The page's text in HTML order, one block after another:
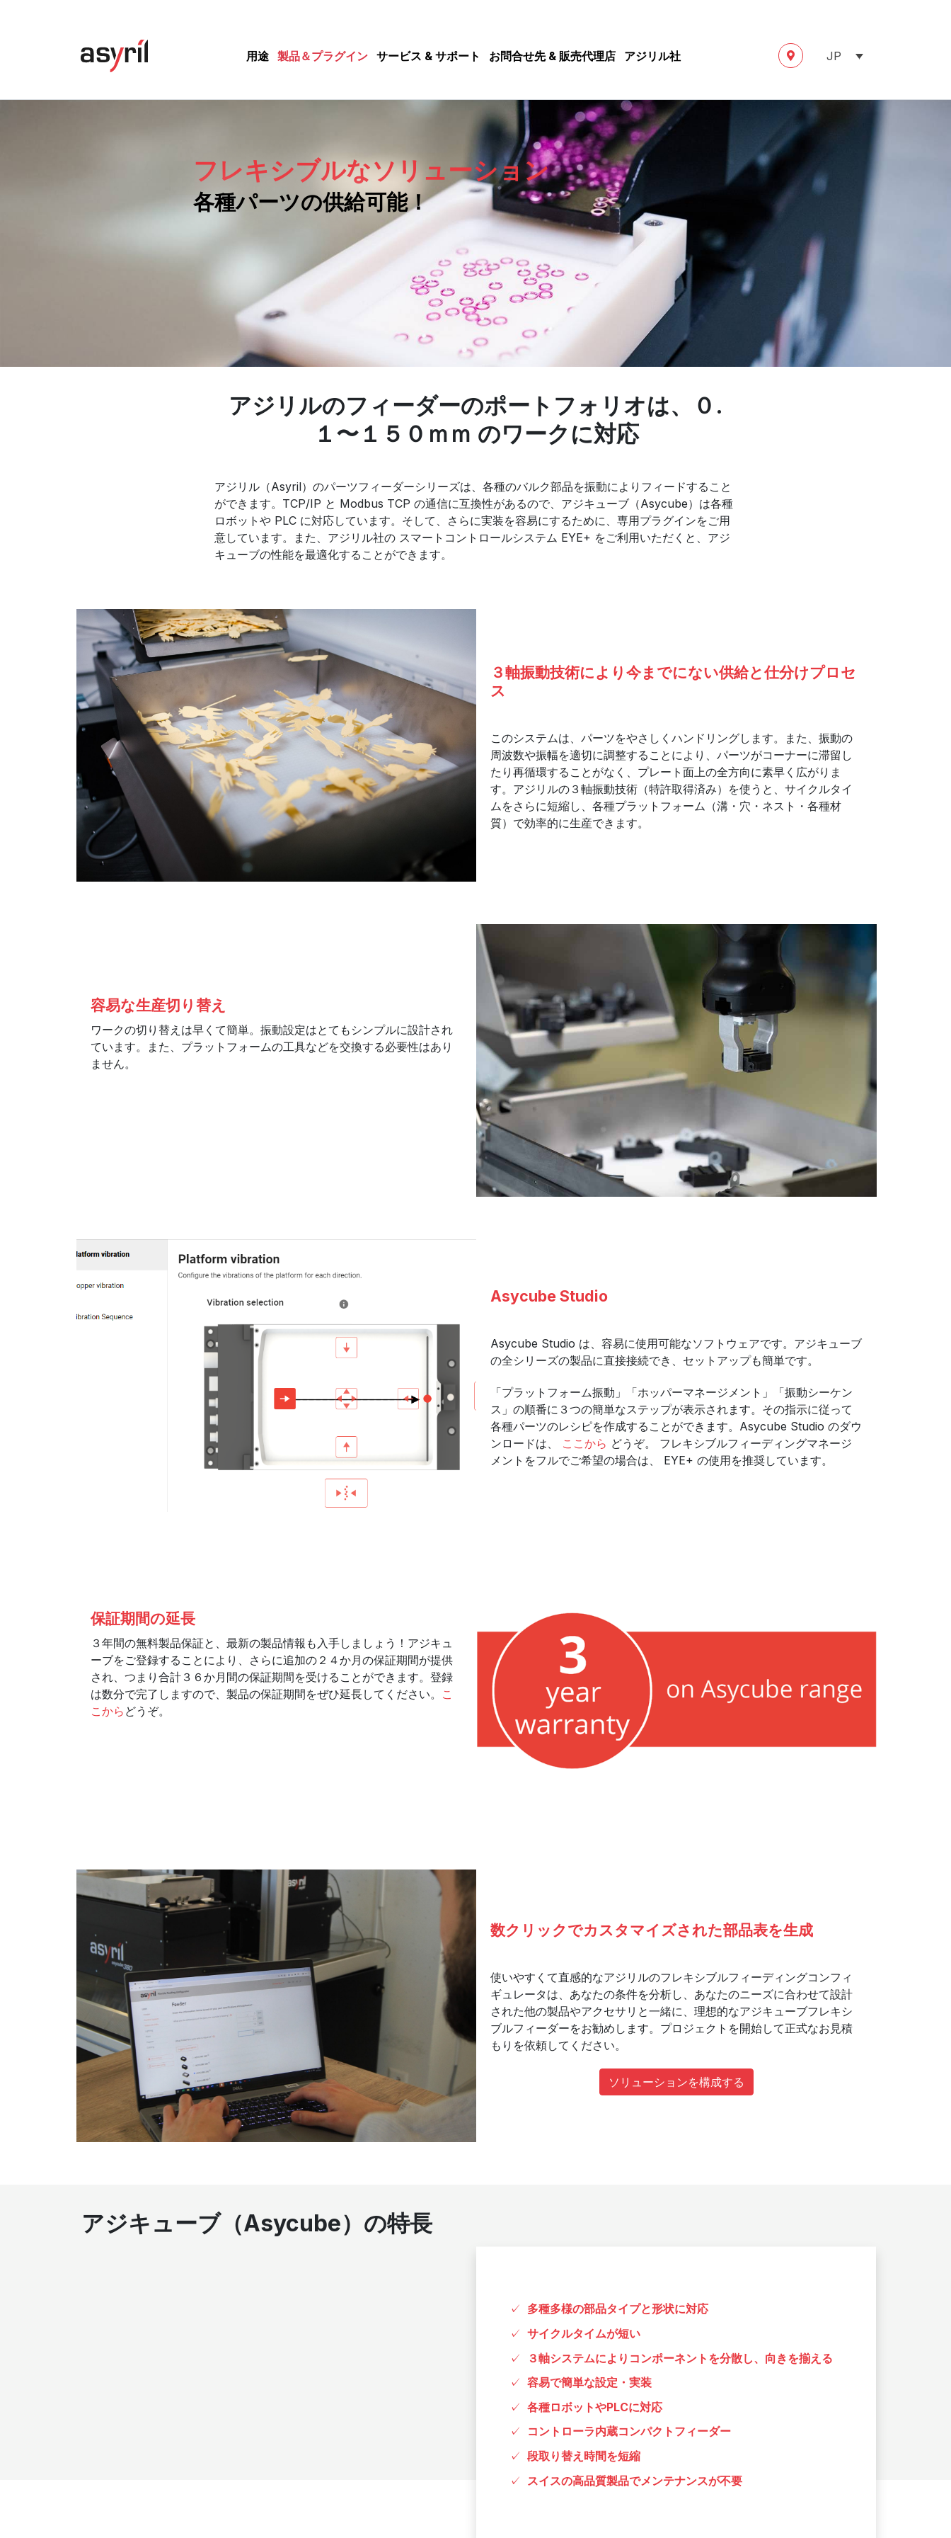
用途 製品＆プラグイン サービス & サポート お問合せ先 & 販売代理店 アジリル社 JP
フレキシブルなソリューション
各種パーツの供給可能！
アジリルのフィーダーのポートフォリオは、０.
１〜１５０ｍｍ のワークに対応
アジリル（Asyril）のパーツフィーダーシリーズは、各種のバルク部品を振動によりフィードすること
ができます。TCP/IP と Modbus TCP の通信に互換性があるので、アジキューブ（Asycube）は各種
ロボットや PLC に対応しています。そして、さらに実装を容易にするために、専用プラグインをご用
意しています。また、アジリル社の スマートコントロールシステム EYE+ をご利用いただくと、アジ
キューブの性能を最適化することができます。
３軸振動技術により今までにない供給と仕分けプロセ
ス
このシステムは、パーツをやさしくハンドリングします。また、振動の
周波数や振幅を適切に調整することにより、パーツがコーナーに滞留し
たり再循環することがなく、プレート面上の全方向に素早く広がりま
す。アジリルの３軸振動技術（特許取得済み）を使うと、サイクルタイ
ムをさらに短縮し、各種プラットフォーム（溝・穴・ネスト・各種材
質）で効率的に生産できます。
容易な生産切り替え
ワークの切り替えは早くて簡単。振動設定はとてもシンプルに設計され
ています。また、プラットフォームの工具などを交換する必要性はあり
ません。
Asycube Studio
Asycube Studio は、容易に使用可能なソフトウェアです。アジキューブ
の全シリーズの製品に直接接続でき、セットアップも簡単です。
「プラットフォーム振動」「ホッパーマネージメント」「振動シーケン
ス」の順番に３つの簡単なステップが表示されます。その指示に従って
各種パーツのレシピを作成することができます。Asycube Studio のダウ
ンロードは、 ここから どうぞ。 フレキシブルフィーディングマネージ
メントをフルでご希望の場合は、 EYE+ の使用を推奨しています。
保証期間の延長
３年間の無料製品保証と、最新の製品情報も入手しましょう！アジキュ
ーブをご登録することにより、さらに追加の２４か月の保証期間が提供
され、つまり合計３６か月間の保証期間を受けることができます。登録
は数分で完了しますので、製品の保証期間をぜひ延長してください。
こ
こから どうぞ。
数クリックでカスタマイズされた部品表を生成
使いやすくて直感的なアジリルのフレキシブルフィーディングコンフィ
ギュレータは、あなたの条件を分析し、あなたのニーズに合わせて設計
された他の製品やアクセサリと一緒に、理想的なアジキューブフレキシ
ブルフィーダーをお勧めします。プロジェクトを開始して正式なお見積
もりを依頼してください。
ソリューションを構成する
アジキューブ（Asycube）の特長
多種多様の部品タイプと形状に対応
サイクルタイムが短い
３軸システムによりコンポーネントを分散し、 向きを揃える
容易で簡単な設定・実装
各種ロボットやPLCに対応
コントローラ内蔵コンパクトフィーダー
段取り替え時間を短縮
スイスの高品質製品でメンテナンスが不要